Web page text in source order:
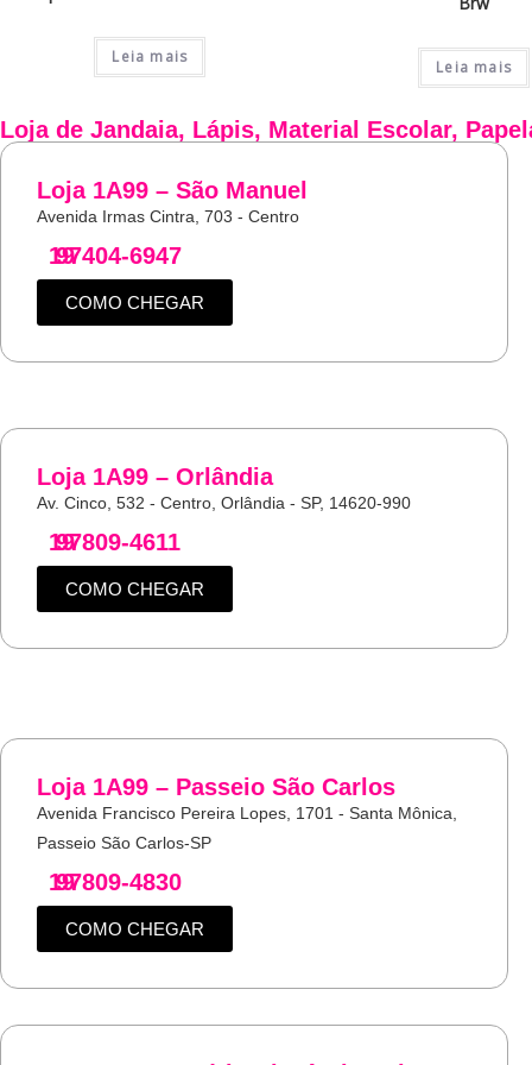
Leia mais
Leia mais
Loja de Jandaia, Lápis, Material Escolar,
Loja 1A99 – São Manuel
Avenida Irmas Cintra, 703 - Centro
19
97404-6947
COMO CHEGAR
Loja 1A99 – Orlândia
Av. Cinco, 532 - Centro, Orlândia - SP, 14620-990
19
97809-4611
COMO CHEGAR
Loja 1A99 – Passeio São Carlos
Avenida Francisco Pereira Lopes, 1701 - Santa Mônica,
Passeio São Carlos-SP
19
97809-4830
COMO CHEGAR